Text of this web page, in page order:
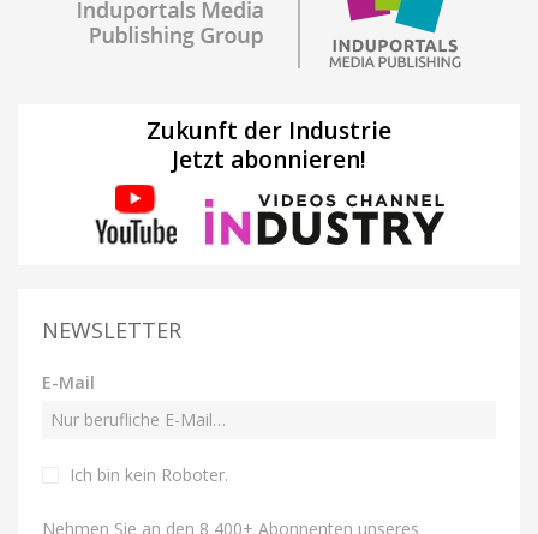
Zukunft der Industrie
Jetzt abonnieren!
NEWSLETTER
E-Mail
Ich bin kein Roboter.
Nehmen Sie an den 8 400+ Abonnenten unseres